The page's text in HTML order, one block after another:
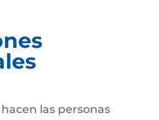
las personas